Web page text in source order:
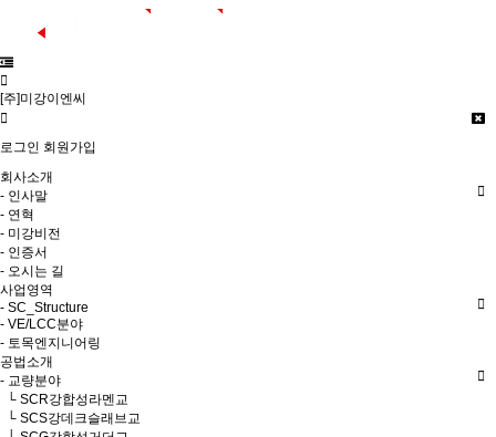
[주]미강이엔씨
로그인 회원가입
회사소개
- 인사말
- 연혁
- 미강비전
- 인증서
- 오시는 길
사업영역
- SC_Structure
- VE/LCC분야
- 토목엔지니어링
공법소개
- 교량분야
└ SCR강합성라멘교
└ SCS강데크슬래브교